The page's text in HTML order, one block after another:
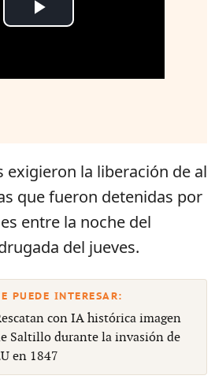
exigieron la liberación de al
que fueron detenidas por
entre la noche del
del jueves.
con IA histórica imagen
Saltillo durante la invasión de
en 1847